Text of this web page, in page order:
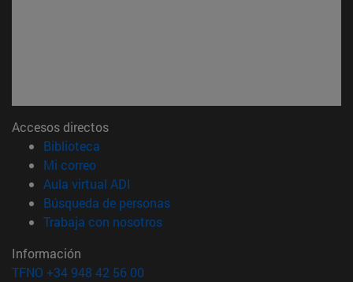
Accesos directos
Biblioteca
Mi correo(abre en nueva ventana)
Aula virtual ADI
Búsqueda de personas(abre en nueva ventana)
Trabaja con nosotros(abre en nueva ventana)
Información
TFNO +34 948 42 56 00